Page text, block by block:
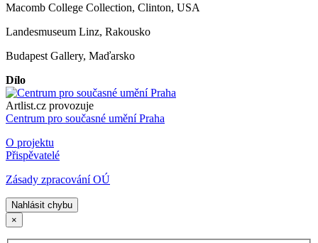
Macomb College Collection, Clinton, USA
Landesmuseum Linz, Rakousko
Budapest Gallery, Maďarsko
Dílo
Artlist.cz provozuje
Centrum pro současné umění Praha
O projektu
Přispěvatelé
Zásady zpracování OÚ
Nahlásit chybu
×